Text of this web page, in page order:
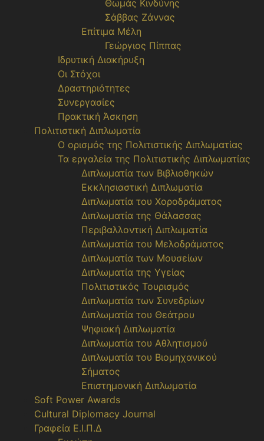
Θωμάς Κινδύνης
Σάββας Ζάννας
Επίτιμα Μέλη
Γεώργιος Πίππας
Ιδρυτική Διακήρυξη
Οι Στόχοι
Δραστηριότητες
Συνεργασίες
Πρακτική Άσκηση
Πολιτιστική Διπλωματία
Ο ορισμός της Πολιτιστικής Διπλωματίας
Τα εργαλεία της Πολιτιστικής Διπλωματίας
Διπλωματία των Βιβλιοθηκών
Εκκλησιαστική Διπλωματία
Διπλωματία του Χοροδράματος
Διπλωματία της Θάλασσας
Περιβαλλοντική Διπλωματία
Διπλωματία του Μελοδράματος
Διπλωματία των Μουσείων
Διπλωματία της Υγείας
Πολιτιστικός Τουρισμός
Διπλωματία των Συνεδρίων
Διπλωματία του Θεάτρου
Ψηφιακή Διπλωματία
Διπλωματία του Αθλητισμού
Διπλωματία του Βιομηχανικού
Σήματος
Επιστημονική Διπλωματία
Soft Power Awards
Cultural Diplomacy Journal
Γραφεία Ε.Ι.Π.Δ